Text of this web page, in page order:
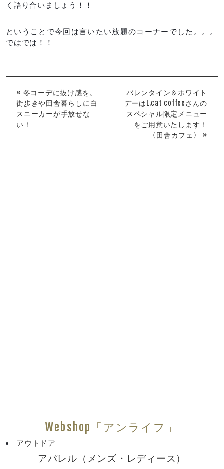
く語り合いましょう！！
ということで今回は言いたい放題のコーナーでした。。。
ではでは！！
« 冬コーデに抜け感を。
街歩きや田舎暮らしに白
スニーカーが手放せな
い！
バレンタイン＆ホワイト
デーはL.cat coffeeさんの
スペシャル限定メニュー
をご用意いたします！
〈田舎カフェ〉 »
Webshop「アンライフ」
アウトドア
アパレル（メンズ・レディース）